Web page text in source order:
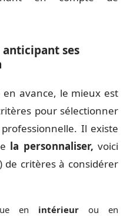
anticipant ses
avance, le mieux est
pour sélectionner
Il existe
la personnaliser, voici
de critères à considérer
en intérieur ou en